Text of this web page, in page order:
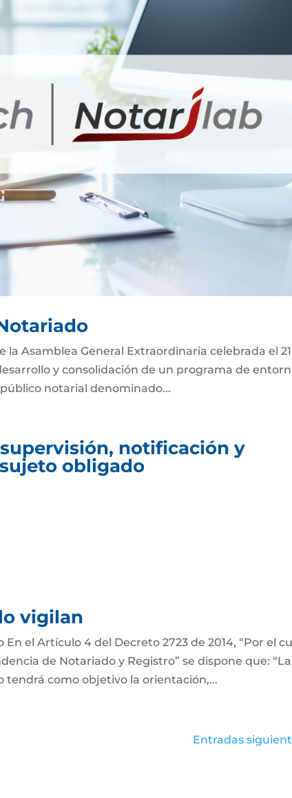
Asamblea General Extraordinaria celebrada el
y consolidación de un programa de
notarial denominado...
notificación y
obligado
vigilan
el Artículo 4 del Decreto 2723 de 2014, “Por el
de Notariado y Registro” se dispone que: “La
como objetivo la orientación,...
Entradas